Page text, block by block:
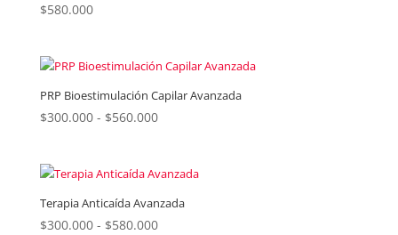
$580.000
PRP Bioestimulación Capilar Avanzada
$300.000 - $560.000Rango
desde
$300.000
hasta
Terapia Anticaída Avanzada
$300.000 - $580.000Rango